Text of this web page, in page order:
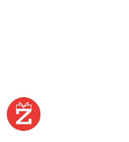
WYDAWNICTWO
ZDAJ
TESTY
LOGO